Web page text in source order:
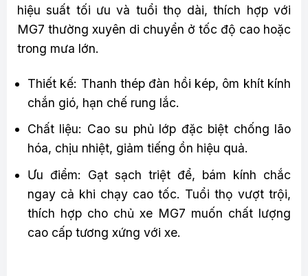
hiệu suất tối ưu và tuổi thọ dài, thích hợp với
MG7 thường xuyên di chuyển ở tốc độ cao hoặc
trong mưa lớn.
Thiết kế: Thanh thép đàn hồi kép, ôm khít kính
chắn gió, hạn chế rung lắc.
Chất liệu: Cao su phủ lớp đặc biệt chống lão
hóa, chịu nhiệt, giảm tiếng ồn hiệu quả.
Ưu điểm: Gạt sạch triệt để, bám kính chắc
ngay cả khi chạy cao tốc. Tuổi thọ vượt trội,
thích hợp cho chủ xe MG7 muốn chất lượng
cao cấp tương xứng với xe.